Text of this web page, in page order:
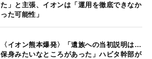
た」と主張、イオンは「運用を徹底できなか
った可能性」
〈イオン熊本爆発〉「遺族への当初説明は…
保身みたいなところがあった」ハビタ幹部が